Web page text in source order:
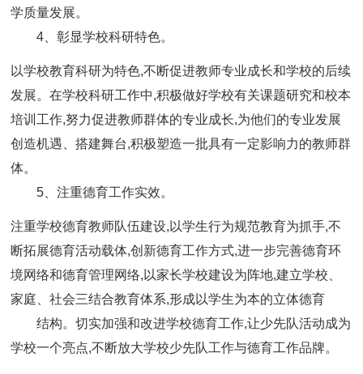
学质量发展。
4、彰显学校科研特色。
以学校教育科研为特色,不断促进教师专业成长和学校的后续
发展。在学校科研工作中,积极做好学校有关课题研究和校本
培训工作,努力促进教师群体的专业成长,为他们的专业发展
创造机遇、搭建舞台,积极塑造一批具有一定影响力的教师群
体。
5、注重德育工作实效。
注重学校德育教师队伍建设,以学生行为规范教育为抓手,不
断拓展德育活动载体,创新德育工作方式,进一步完善德育环
境网络和德育管理网络,以家长学校建设为阵地,建立学校、
家庭、社会三结合教育体系,形成以学生为本的立体德育
结构。切实加强和改进学校德育工作,让少先队活动成为
学校一个亮点,不断放大学校少先队工作与德育工作品牌。